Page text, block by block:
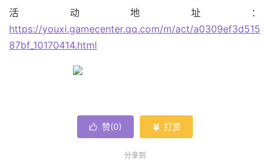
活动地址：
https://youxi.gamecenter.qq.com/m/act/a0309ef3d515
87bf_10170414.html
 赞(0)  打赏
分享到